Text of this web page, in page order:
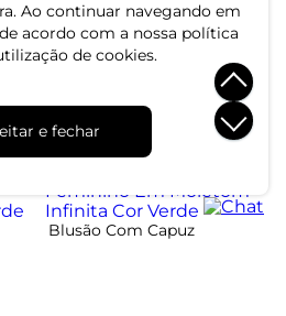
Ao continuar navegando em
acordo com a nossa política
de cookies.
e fechar
Blusão Com Capuz
Feminino Em Moletom
R$ 39,99
ou 1x de R$ 39,99 sem juros
Blusão Com Capuz